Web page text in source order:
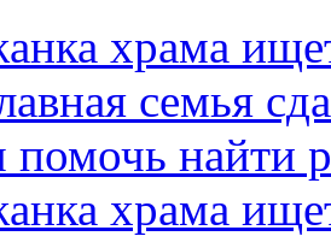
храма
семья
найти
храма